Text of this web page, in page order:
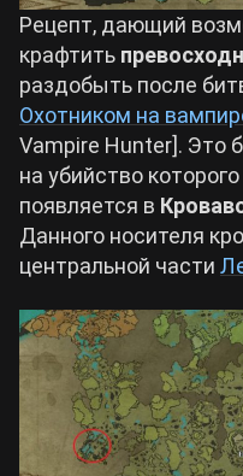
Рецепт, дающий
крафтить
раздобыть после
Охотником на
Vampire Hunter]. Это
на убийство
появляется в
Данного носителя
центральной части